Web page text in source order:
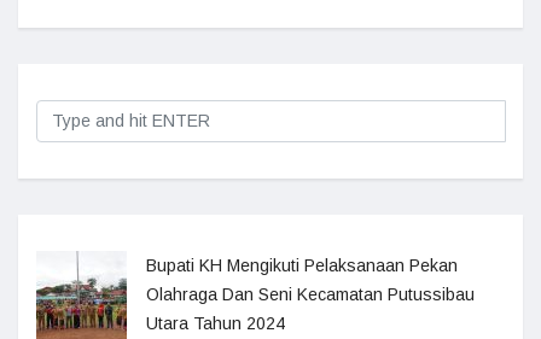
Bupati KH Mengikuti Pelaksanaan Pekan
Olahraga Dan Seni Kecamatan Putussibau
Utara Tahun 2024